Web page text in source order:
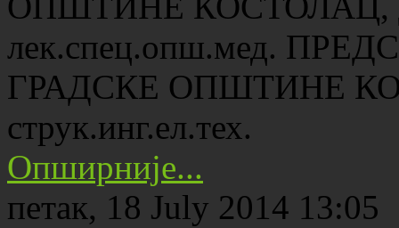
лек.спец.опш.мед.
ГРАДСКЕ ОПШТИНЕ
струк.инг.ел.тех.
Опширније...
петак, 18 July 2014 13:05